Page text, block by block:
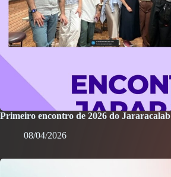
Primeiro encontro de 2026 do Jararacalab
08/04/2026